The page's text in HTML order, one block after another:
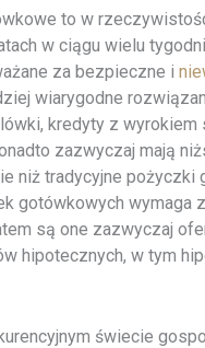
to w
w ciągu wielu
za bezpieczne i
wiarygodne
kredyty z wyrokiem
zazwyczaj mają
niż tradycyjne pożyczki
gotówkowych wymaga
są one zazwyczaj
hipotecznych, w tym
świecie